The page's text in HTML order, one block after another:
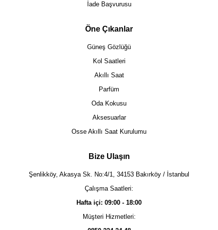
İade Başvurusu
Öne Çıkanlar
Güneş Gözlüğü
Kol Saatleri
Akıllı Saat
Parfüm
Oda Kokusu
Aksesuarlar
Osse Akıllı Saat Kurulumu
Bize Ulaşın
Şenlikköy, Akasya Sk. No:4/1, 34153 Bakırköy / İstanbul
Çalışma Saatleri:
Hafta içi: 09:00 - 18:00
Müşteri Hizmetleri: